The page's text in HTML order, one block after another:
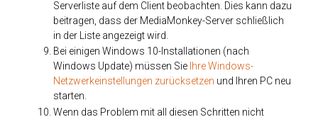
Serverliste auf dem Client beobachten. Dies kann dazu
beitragen, dass der MediaMonkey-Server schließlich
in der Liste angezeigt wird.
Bei einigen Windows 10-Installationen (nach
Windows Update) müssen Sie Ihre Windows-
Netzwerkeinstellungen zurücksetzen und Ihren PC neu
starten.
Wenn das Problem mit all diesen Schritten nicht